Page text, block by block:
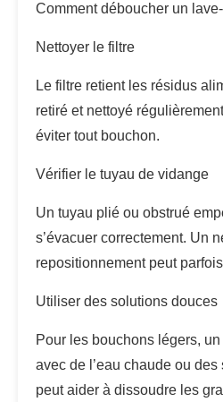
Comment déboucher un
Nettoyer le filtre
Le filtre retient les résidus
retiré et nettoyé
éviter tout bouchon.
Vérifier le tuyau de vidange
Un tuyau plié ou obstrué
s’évacuer correctement. Un
repositionnement peut
Utiliser des solutions douces
Pour les bouchons légers,
avec de l’eau chaude ou
peut aider à dissoudre les